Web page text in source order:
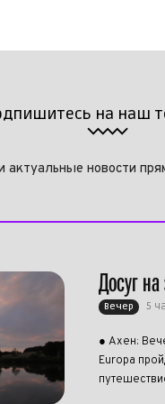
на наш
новости
Досуг
Вечер 5
● Ахен:
Europa